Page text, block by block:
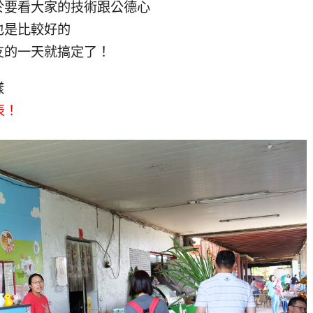
看大家的技術跟公德心
比較好的
一天就搞定了！